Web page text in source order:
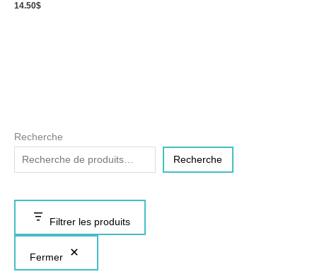
Recherche
Recherche
Filtrer les produits
Fermer
14.50$